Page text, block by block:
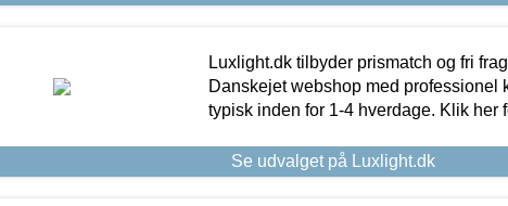
Luxlight.dk tilbyder prismatch og fri
Danskejet webshop med professionel
typisk inden for 1-4 hverdage. Klik her
Se udvalget på Luxlight.dk